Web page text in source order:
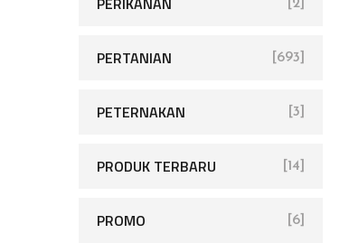
[2]
PERTANIAN [693]
PETERNAKAN [3]
PRODUK TERBARU [14]
PROMO [6]